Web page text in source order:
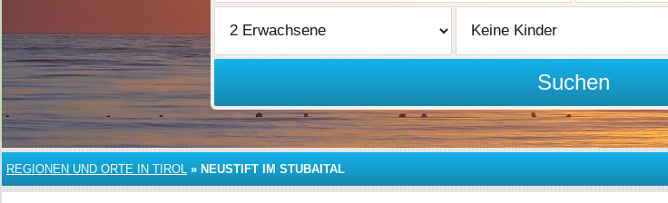
Suchen
REGIONEN UND ORTE IN TIROL » NEUSTIFT IM STUBAITAL